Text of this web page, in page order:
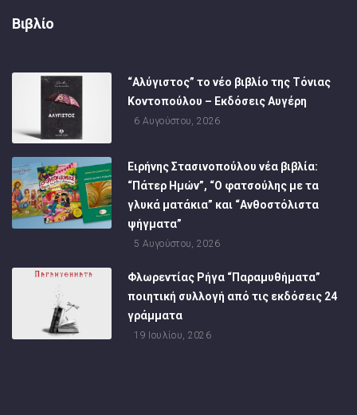
Βιβλίο
“Αλύγιστος” το νέο βιβλίο της Τόνιας
Κοντοπούλου – Εκδόσεις Αυγέρη
6 Αυγούστου, 2026
Ειρήνης Στασινοπούλου νέα βιβλία:
“Πάτερ Ημών”, “Ο φατσούλης με τα
γλυκά ματάκια” και “Ανθοστόλιστα
ψήγματα”
5 Αυγούστου, 2026
Φλωρεντίας Ρήγα “Παραμυθήματα”
ποιητική συλλογή από τις εκδόσεις 24
γράμματα
19 Ιουλίου, 2026